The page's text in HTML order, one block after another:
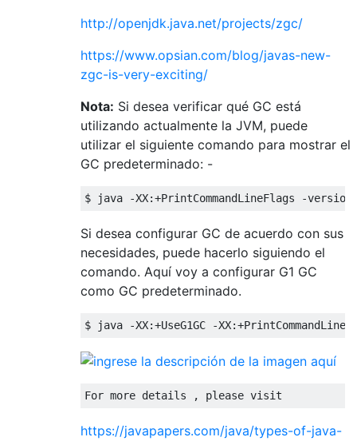
http://openjdk.java.net/projects/zgc/
https://www.opsian.com/blog/javas-new-
zgc-is-very-exciting/
Nota: Si desea verificar qué GC está
utilizando actualmente la JVM, puede
utilizar el siguiente comando para mostrar el
GC predeterminado: -
$ java -XX:+PrintCommandLineFlags -
Si desea configurar GC de acuerdo con sus
necesidades, puede hacerlo siguiendo el
comando. Aquí voy a configurar G1 GC
como GC predeterminado.
$ java -XX:+UseG1GC -XX:+
For more details , please visit
https://javapapers.com/java/types-of-java-